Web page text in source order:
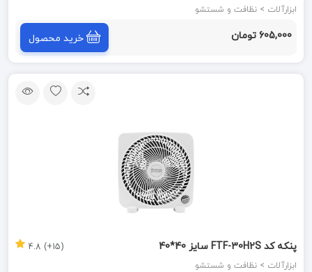
ابزارآلات > نظافت و شستشو
605,000 تومان خرید محصول
پنکه کد FTF-30H2S سایز 40*40
ابزارآلات > نظافت و شستشو
(15+) 4.8